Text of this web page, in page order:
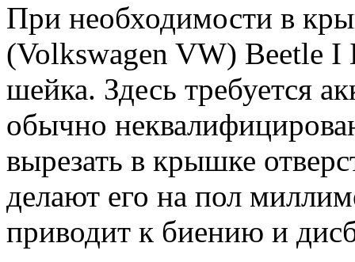
При необходимости в
(Volkswagen VW) Beetle I
шейка. Здесь требуется
обычно
вырезать в крышке
делают его на пол
приводит к биению и